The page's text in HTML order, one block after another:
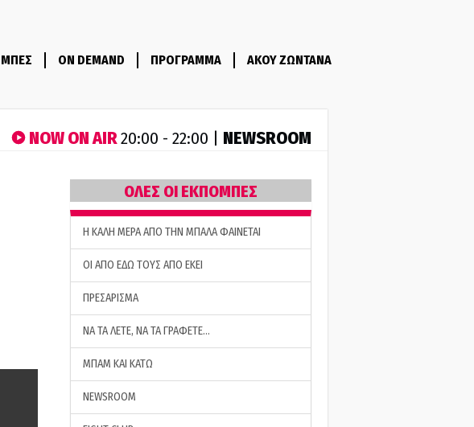
ON DEMAND ΠΡΟΓΡΑΜΜΑ ΑΚΟΥ ΖΩΝΤΑΝΑ
NOW ON AIR20:00 - 22:00 | NEWSROOM
ΟΛΕΣ ΟΙ ΕΚΠΟΜΠΕΣ
H ΚΑΛΗ ΜΕΡΑ ΑΠΟ ΤΗΝ ΜΠΑΛΑ ΦΑΙΝΕΤΑΙ
ΟΙ ΑΠΟ ΕΔΩ ΤΟΥΣ ΑΠΟ ΕΚΕΙ
ΠΡΕΣΑΡΙΣΜΑ
ΝΑ ΤΑ ΛΕΤΕ, ΝΑ ΤΑ ΓΡΑΦΕΤΕ…
ΜΠΑΜ ΚΑΙ ΚΑΤΩ
NEWSROOM